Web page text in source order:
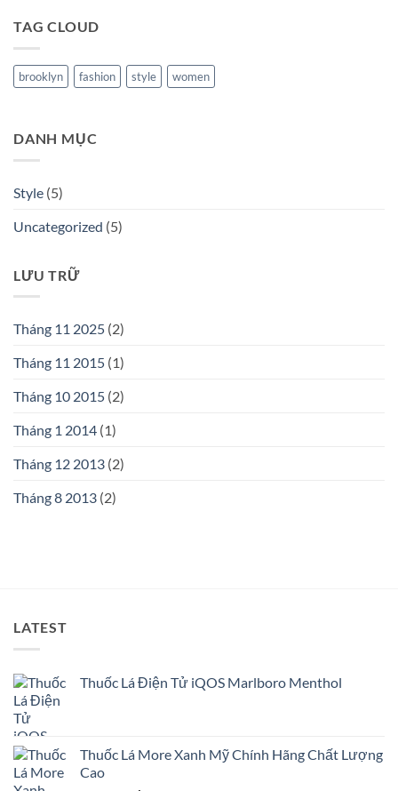
TAG CLOUD
brooklyn fashion style women
DANH MỤC
Style (5)
Uncategorized (5)
LƯU TRỮ
Tháng 11 2025 (2)
Tháng 11 2015 (1)
Tháng 10 2015 (2)
Tháng 1 2014 (1)
Tháng 12 2013 (2)
Tháng 8 2013 (2)
LATEST
Thuốc Lá Điện Tử iQOS Marlboro Menthol
Thuốc Lá More Xanh Mỹ Chính Hãng Chất Lượng
Cao